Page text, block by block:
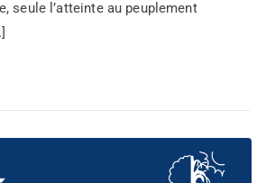
seule l’atteinte au peuplement